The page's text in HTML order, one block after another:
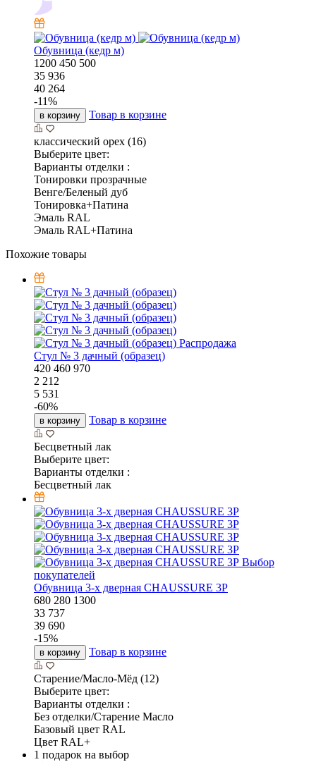
Обувница (кедр м)
1200 450 500
35 936
40 264
-11%
в корзину Товар в корзине
классический орех (16)
Выберите цвет:
Варианты отделки :
Тонировки прозрачные
Венге/Беленый дуб
Тонировка+Патина
Эмаль RAL
Эмаль RAL+Патина
Похожие товары
Распродажа
Стул № 3 дачный (образец)
420 460 970
2 212
5 531
-60%
в корзину Товар в корзине
Бесцветный лак
Выберите цвет:
Варианты отделки :
Бесцветный лак
Выбор
покупателей
Обувница 3-х дверная CHAUSSURE 3P
680 280 1300
33 737
39 690
-15%
в корзину Товар в корзине
Старение/Масло-Мёд (12)
Выберите цвет:
Варианты отделки :
Без отделки/Старение Масло
Базовый цвет RAL
Цвет RAL+
1 подарок на выбор